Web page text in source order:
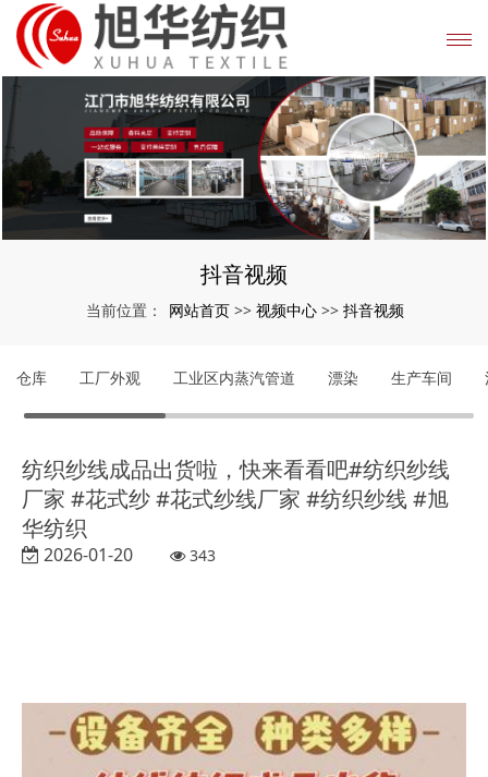
抖音视频
当前位置： 网站首页 >> 视频中心 >> 抖音视频
仓库 工厂外观 工业区内蒸汽管道 漂染 生产车间
纺织纱线成品出货啦，快来看看吧#纺织纱线
厂家 #花式纱 #花式纱线厂家 #纺织纱线 #旭
华纺织
2026-01-20 343